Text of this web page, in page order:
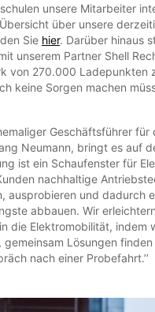
unsere Mitarbeiter
über unsere
Sie hier. Darüber hinaus
unserem Partner Shell
von 270.000 Ladepunkten
keine Sorgen machen
Geschäftsführer
Neumann, bringt es auf
ist ein Schaufenster für
nachhaltige
ausprobieren und dadurch
abbauen. Wir
die Elektromobilität, indem
gemeinsam Lösungen
nach einer Probefahrt.’’